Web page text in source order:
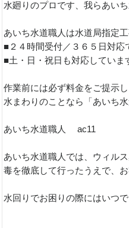
水廻りのプロです、我らあいち
あいち水道職人は水道局指定工
■２４時間受付／３６５日対応
■土・日・祝日も対応していま
作業前には必ず料金をご提示
水まわりのことなら「あいち
あいち水道職人 ac11
あいち水道職人では、ウィル
毒を徹底して行ったうえで、
水回りでお困りの際にはいつ